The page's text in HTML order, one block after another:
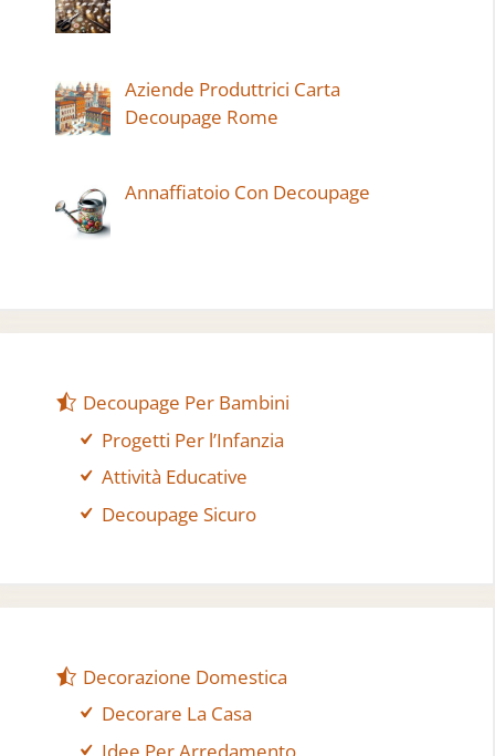
Aziende Produttrici Carta
Decoupage Rome
Annaffiatoio Con Decoupage
Decoupage Per Bambini
Progetti Per l’Infanzia
Attività Educative
Decoupage Sicuro
Decorazione Domestica
Decorare La Casa
Idee Per Arredamento